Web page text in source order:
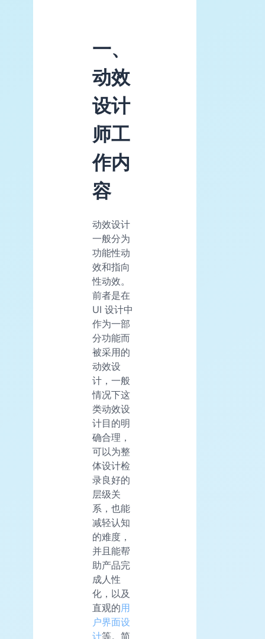
一、
动效
设计
师工
作内
容
动效设计
一般分为
功能性动
效和指向
性动效。
前者是在
UI 设计中
作为一部
分功能而
被采用的
动效设
计，一般
情况下这
类动效设
计目的明
确合理，
可以为整
体设计检
录良好的
层级关
系，也能
减轻认知
的难度，
并且能帮
助产品完
成人性
化，以及
直观的用
户界面设
计等。简